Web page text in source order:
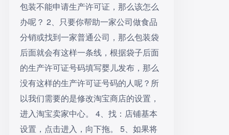
包装不能申请生产许可证，那么该怎么
办呢？ 2、只要你帮助一家公司做食品
分销或找到一家普通公司，那么包装袋
后面就会有这样一条线，根据袋子后面
的生产许可证号码填写婴儿发布，那么
没有这样的生产许可证号码的人呢？所
以我们需要的是修改淘宝商店的设置，
进入淘宝卖家中心。 4、找：店铺基本
设置，点击进入，向下拖。 5、如果将